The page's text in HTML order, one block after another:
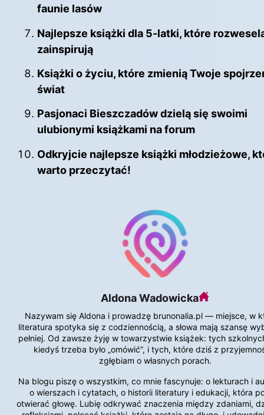
faunie lasów
Najlepsze książki dla 5-latki, które
zainspirują
Książki o życiu, które zmienią Twoje
świat
Pasjonaci Bieszczadów dzielą się swoimi
ulubionymi książkami na forum
Odkryjcie najlepsze książki młodzieżowe,
warto przeczytać!
Aldona Wadowicka
Nazywam się Aldona i prowadzę brunonalia.pl — miejsce, w
literatura spotyka się z codziennością, a słowa mają szansę
pełniej. Od zawsze żyję w towarzystwie książek: tych
kiedyś trzeba było „omówić”, i tych, które dziś z
zgłębiam o własnych porach.
Na blogu piszę o wszystkim, co mnie fascynuje: o lekturach i
o wierszach i cytatach, o historii literatury i edukacji, która
otwierać głowę. Lubię odkrywać znaczenia między zdaniami,